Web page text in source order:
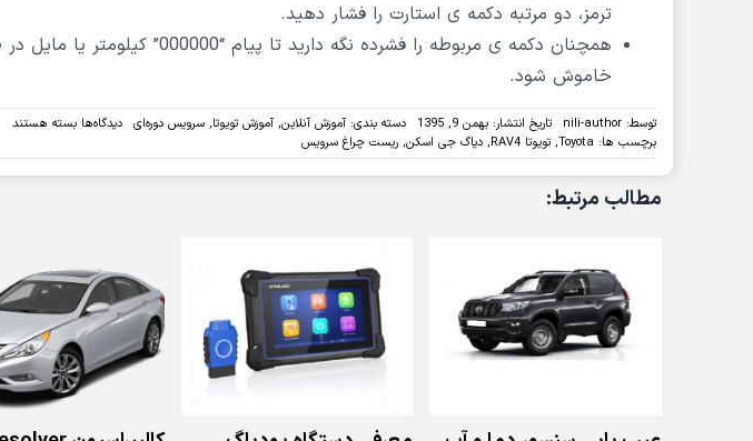
ترمز، دو مرتبه دکمه ی استارت را فشار دهید.
همچنان دکمه ی مربوطه را فشرده نگه
خاموش شود.
توسط: nili-author تاریخ انتشار: بهمن 9, 1395 دسته بندی: آموزش آنلاین, آموزش تویوتا, سرویس دوره‌ای دیدگاه‌ها برای
ریست
چراغ
بسته هستند
برچسب ها: Toyota
, تویوتا RAV4 , دیاگ جی اسکن, ریست چراغ سرویس
مطالب مرتبط: